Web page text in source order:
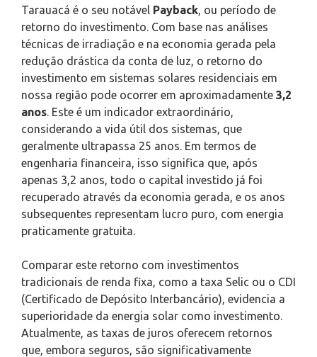
Tarauacá é o seu notável Payback , ou período de
retorno do investimento. Com base nas análises
técnicas de irradiação e na economia gerada pela
redução drástica da conta de luz, o retorno do
investimento em sistemas solares residenciais em
nossa região pode ocorrer em aproximadamente 3,2
anos . Este é um indicador extraordinário,
considerando a vida útil dos sistemas, que
geralmente ultrapassa 25 anos. Em termos de
engenharia financeira, isso significa que, após
apenas 3,2 anos, todo o capital investido já foi
recuperado através da economia gerada, e os anos
subsequentes representam lucro puro, com energia
praticamente gratuita.
Comparar este retorno com investimentos
tradicionais de renda fixa, como a taxa Selic ou o CDI
(Certificado de Depósito Interbancário), evidencia a
superioridade da energia solar como investimento.
Atualmente, as taxas de juros oferecem retornos
que, embora seguros, são significativamente